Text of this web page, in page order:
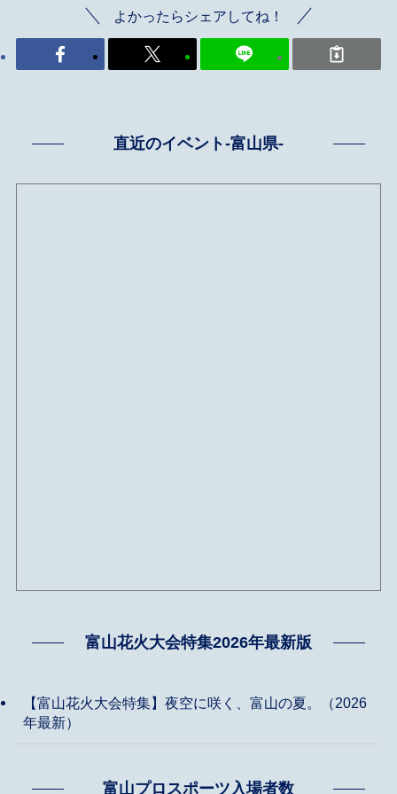
よかったらシェアしてね！
直近のイベント-富山県-
富山花火大会特集2026年最新版
【富山花火大会特集】夜空に咲く、富山の夏。（2026
年最新）
富山プロスポーツ入場者数